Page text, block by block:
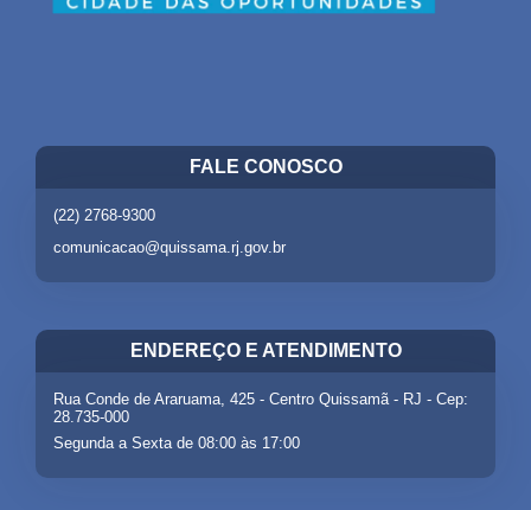
FALE CONOSCO
(22) 2768-9300
comunicacao@quissama.rj.gov.br
ENDEREÇO E ATENDIMENTO
Rua Conde de Araruama, 425 - Centro Quissamã - RJ - Cep:
28.735-000
Segunda a Sexta de 08:00 às 17:00